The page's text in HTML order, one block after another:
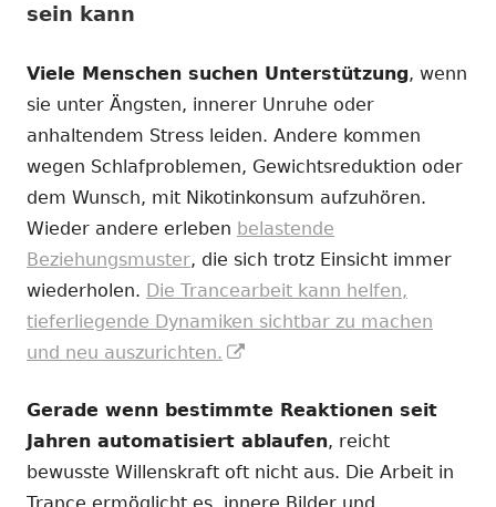
sein kann
Viele Menschen suchen Unterstützung, wenn
sie unter Ängsten, innerer Unruhe oder
anhaltendem Stress leiden. Andere kommen
wegen Schlafproblemen, Gewichtsreduktion oder
dem Wunsch, mit Nikotinkonsum aufzuhören.
Wieder andere erleben belastende
Beziehungsmuster, die sich trotz Einsicht immer
wiederholen. Die Trancearbeit kann helfen,
tieferliegende Dynamiken sichtbar zu machen
und neu auszurichten.
Fenster
öffnen
Gerade wenn bestimmte Reaktionen seit
Jahren automatisiert ablaufen, reicht
bewusste Willenskraft oft nicht aus. Die Arbeit in